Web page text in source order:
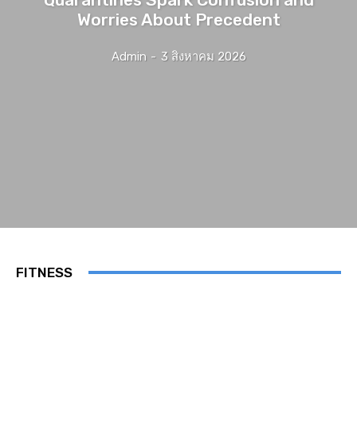
Worries About Precedent
Admin - 3 สิงหาคม 2026
FITNESS